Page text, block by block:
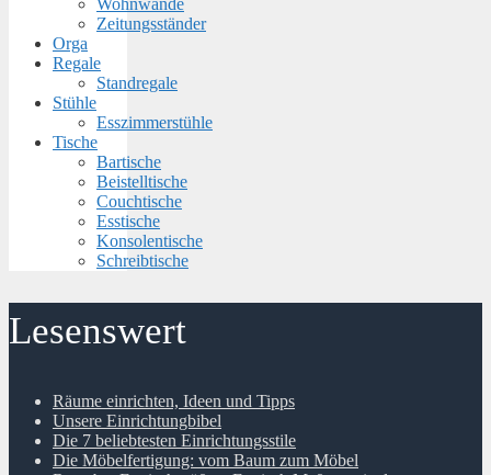
Wohnwände
Zeitungsständer
Orga
Regale
Standregale
Stühle
Esszimmerstühle
Tische
Bartische
Beistelltische
Couchtische
Esstische
Konsolentische
Schreibtische
Lesenswert
Räume einrichten, Ideen und Tipps
Unsere Einrichtungbibel
Die 7 beliebtesten Einrichtungsstile
Die Möbelfertigung: vom Baum zum Möbel